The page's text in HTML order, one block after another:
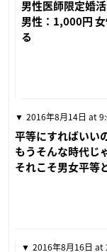
男性医師限定婚
男性：1,000円
る
2016年8月14日 at
平等にすればいい
もうそんな時代じ
それこそ男女平等
2016年8月16日 at